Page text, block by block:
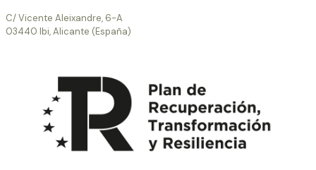
C/ Vicente Aleixandre, 6-A
03440 Ibi, Alicante (España)